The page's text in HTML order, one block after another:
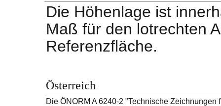
Die Höhenlage ist
Maß für den lotrechten
Referenzfläche.
Österreich
Die ÖNORM A 6240-2 "Technische